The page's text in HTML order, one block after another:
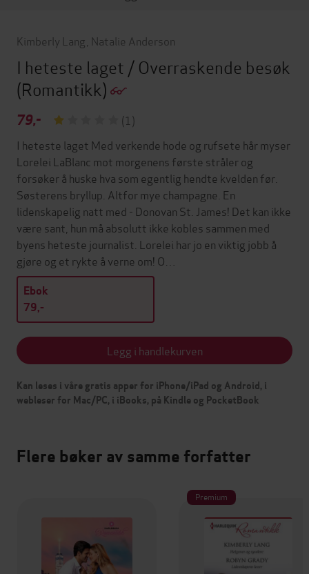
Kimberly Lang Natalie Anderson
I heteste laget / Overraskende besøk
(Romantikk)
79,-
(1)
I heteste laget Med verkende hode og rufsete hår myser
Lorelei LaBlanc mot morgenens første stråler og
forsøker å huske hva som egentlig hendte kvelden før.
Søsterens bryllup. Altfor mye champagne. En
lidenskapelig natt med - Donovan St. James! Det kan ikke
være sant, hun må absolutt ikke kobles sammen med
byens heteste journalist. Lorelei har jo en viktig jobb å
gjøre og et rykte å verne om! O…
Ebok
79,-
Legg i handlekurven
Kan leses i våre gratis apper for iPhone/iPad og Android, i
webleser for Mac/PC, i iBooks, på Kindle og PocketBook
Flere bøker av samme forfatter
Premium